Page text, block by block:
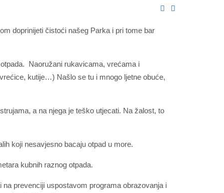
doprinijeti čistoći našeg Parka i pri tome bar
Naoružani rukavicama, vrećama i
kutije…) Našlo se tu i mnogo ljetne obuće,
a na njega je teško utjecati. Na žalost, to
koji nesavjesno bacaju otpad u more.
kubnih raznog otpada.
prevenciji uspostavom programa obrazovanja i